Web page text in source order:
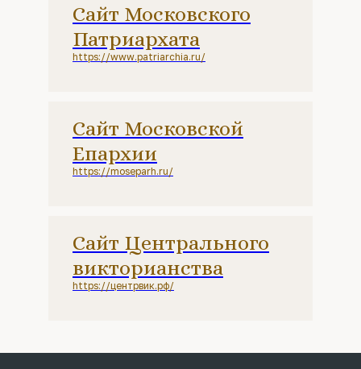
Сайт Центрального
викторианства
https://центрвик.рф/
Сайт Московской
Епархии
https://moseparh.ru/
Сайт Московского
Патриархата
https://www.patriarchia.ru/